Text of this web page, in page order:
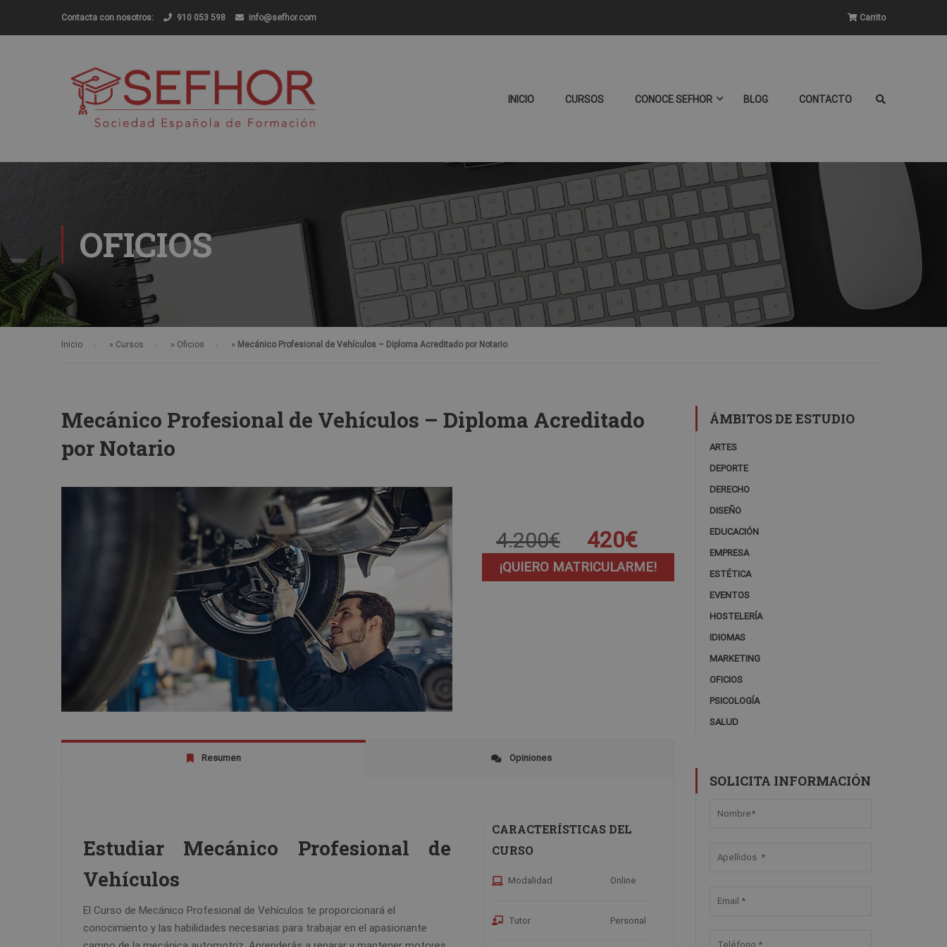
Contacta con nosotros: 910 053 598 info@sefhor.com Carrito
INICIO CURSOS CONOCE SEFHOR BLOG CONTACTO
OFICIOS
Inicio » Cursos » Oficios » Mecánico Profesional de Vehículos – Diploma Acreditado por Notario
Mecánico Profesional de Vehículos – Diploma Acreditado
por Notario
4.200€ 420€
¡QUIERO MATRICULARME!
Resumen Opiniones
Estudiar Mecánico Profesional de
Vehículos
El Curso de Mecánico Profesional de Vehículos te proporcionará el
conocimiento y las habilidades necesarias para trabajar en el apasionante
CARACTERÍSTICAS DEL
CURSO
Modalidad Online
Tutor Personal
ÁMBITOS DE ESTUDIO
ARTES
DEPORTE
DERECHO
DISEÑO
EDUCACIÓN
EMPRESA
ESTÉTICA
EVENTOS
HOSTELERÍA
IDIOMAS
MARKETING
OFICIOS
PSICOLOGÍA
SALUD
SOLICITA INFORMACIÓN